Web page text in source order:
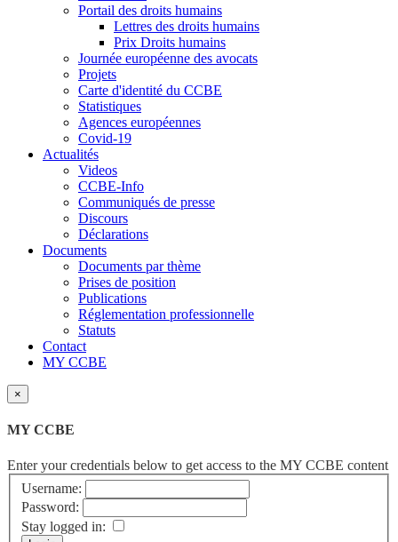
Portail des droits humains
Lettres des droits humains
Prix Droits humains
Journée européenne des avocats
Projets
Carte d'identité du CCBE
Statistiques
Agences européennes
Covid-19
Actualités
Videos
CCBE-Info
Communiqués de presse
Discours
Déclarations
Documents
Documents par thème
Prises de position
Publications
Réglementation professionnelle
Statuts
Contact
MY CCBE
×
MY CCBE
Enter your credentials below to get access to the MY CCBE content
Username:
Password:
Stay logged in: